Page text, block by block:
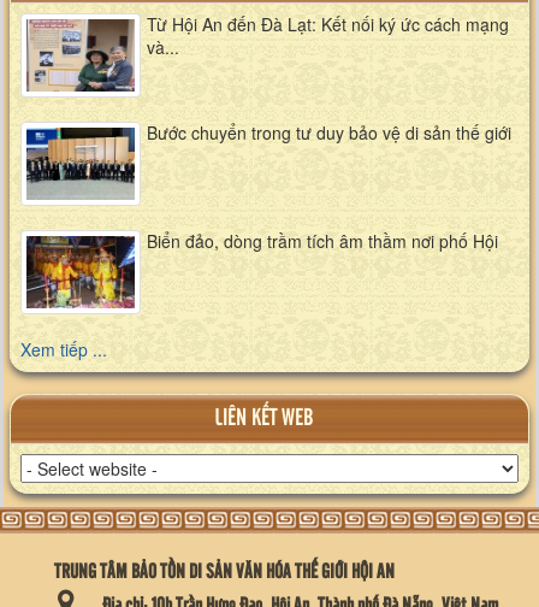
Từ Hội An đến Đà Lạt: Kết nối ký ức cách mạng
và...
Bước chuyển trong tư duy bảo vệ di sản thế giới
Biển đảo, dòng trầm tích âm thầm nơi phố Hội
Xem tiếp ...
LIÊN KẾT WEB
TRUNG TÂM BẢO TỒN DI SẢN VĂN HÓA THẾ GIỚI HỘI AN